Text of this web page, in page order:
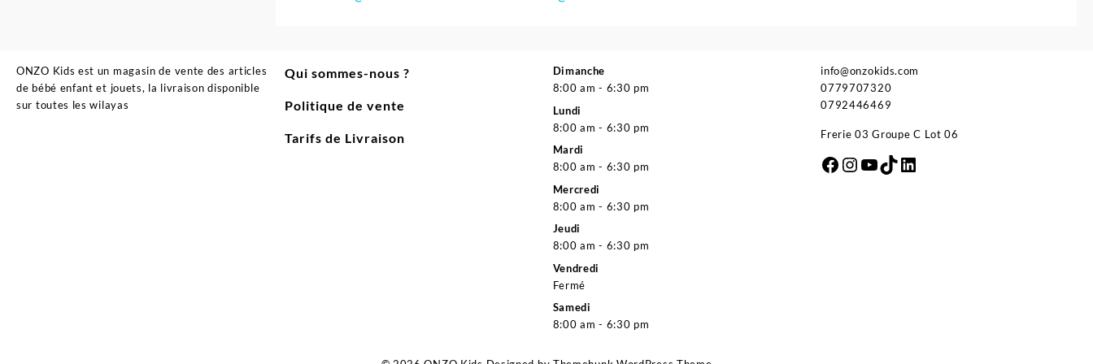
ONZO Kids est un magasin de vente des articles
de bébé enfant et jouets, la livraison disponible
sur toutes les wilayas
Qui sommes-nous ?
Politique de vente
Tarifs de Livraison
Dimanche
8:00 am - 6:30 pm
Lundi
8:00 am - 6:30 pm
Mardi
8:00 am - 6:30 pm
Mercredi
8:00 am - 6:30 pm
Jeudi
8:00 am - 6:30 pm
Vendredi
Fermé
Samedi
8:00 am - 6:30 pm
info@onzokids.com
0779707320
0792446469
Frerie 03 Groupe C Lot 06
Facebook
Instagram
YouTube
TikTok
LinkedIn